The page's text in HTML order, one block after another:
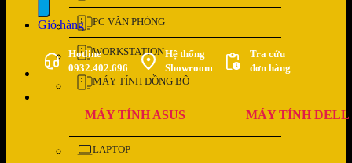
Giỏ hàng
Hotline
0932.402.696
Hệ thống
Showroom
Tra cứu
đơn hàng
PC VĂN PHÒNG
WORKSTATION
MÁY TÍNH ĐỒNG BỘ
MÁY TÍNH ASUS MÁY TÍNH DELL
LAPTOP